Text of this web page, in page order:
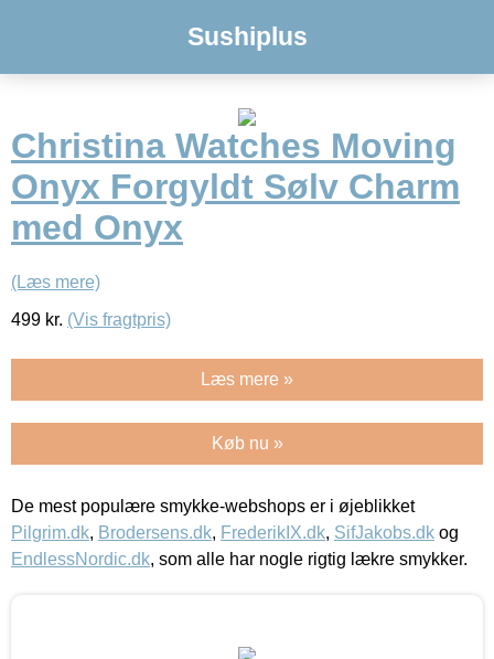
Sushiplus
Christina Watches Moving
Onyx Forgyldt Sølv Charm
med Onyx
(Læs mere)
499 kr. (Vis fragtpris)
Læs mere »
Køb nu »
De mest populære smykke-webshops er i øjeblikket
Pilgrim.dk, Brodersens.dk, FrederikIX.dk, SifJakobs.dk og
EndlessNordic.dk, som alle har nogle rigtig lækre smykker.